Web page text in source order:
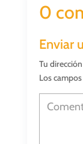
0
Enviar
Tu
Los